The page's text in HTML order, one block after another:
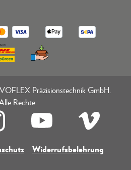
Präzisionstechnik GmbH.
Rechte.
Widerrufsbelehrung